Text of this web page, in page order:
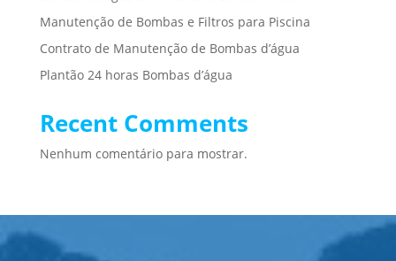
Manutenção de Bombas e Filtros para Piscina
Contrato de Manutenção de Bombas d’água
Plantão 24 horas Bombas d’água
Recent Comments
Nenhum comentário para mostrar.